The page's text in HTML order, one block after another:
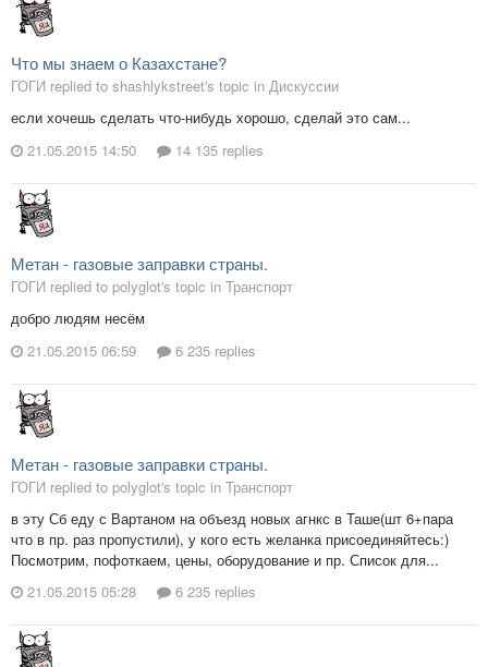
Что мы знаем о Казахстане?
ГОГИ replied to shashlykstreet's topic in Дискуссии
если хочешь сделать что-нибудь хорошо, сделай это сам...
21.05.2015 14:50
14 135 replies
Метан - газовые заправки страны.
ГОГИ replied to polyglot's topic in Транспорт
добро людям несём
21.05.2015 06:59
6 235 replies
Метан - газовые заправки страны.
ГОГИ replied to polyglot's topic in Транспорт
в эту Сб еду с Вартаном на объезд новых агнкс в Таше(шт 6+пара
что в пр. раз пропустили), у кого есть желанка присоединяйтесь:)
Посмотрим, пофоткаем, цены, оборудование и пр. Список для...
21.05.2015 05:28
6 235 replies